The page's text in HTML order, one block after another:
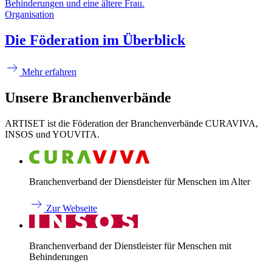
Organisation
Die Föderation im Überblick
Mehr erfahren
Unsere Branchenverbände
ARTISET ist die Föderation der Branchenverbände CURAVIVA,
INSOS und YOUVITA.
Branchenverband der Dienstleister für Menschen im Alter
Zur Webseite
Branchenverband der Dienstleister für Menschen mit
Behinderungen